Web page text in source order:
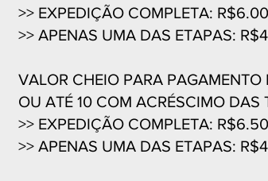
>> EXPEDIÇÃO COMPLETA: R$
>> APENAS UMA DAS ETAPAS:
VALOR CHEIO PARA PAGAMENTO
OU ATÉ 10 COM ACRÉSCIMO DAS
>> EXPEDIÇÃO COMPLETA:
>> APENAS UMA DAS ETAPAS: